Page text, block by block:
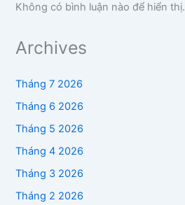
Không có bình luận nào để hiển thị.
Archives
Tháng 7 2026
Tháng 6 2026
Tháng 5 2026
Tháng 4 2026
Tháng 3 2026
Tháng 2 2026